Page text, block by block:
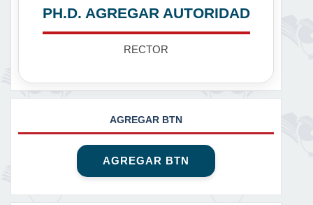
PH.D. AGREGAR AUTORIDAD
RECTOR
AGREGAR BTN
AGREGAR BTN